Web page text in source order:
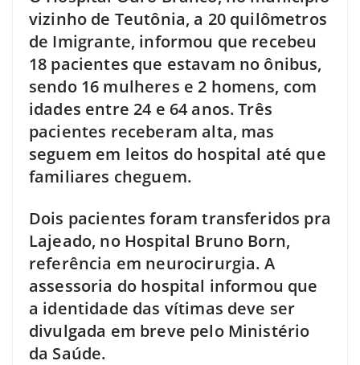
vizinho de Teutônia, a 20 quilômetros
de Imigrante, informou que recebeu
18 pacientes que estavam no ônibus,
sendo 16 mulheres e 2 homens, com
idades entre 24 e 64 anos. Três
pacientes receberam alta, mas
seguem em leitos do hospital até que
familiares cheguem.
Dois pacientes foram transferidos pra
Lajeado, no Hospital Bruno Born,
referência em neurocirurgia. A
assessoria do hospital informou que
a identidade das vítimas deve ser
divulgada em breve pelo Ministério
da Saúde.